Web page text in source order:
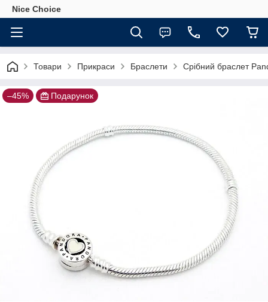
Nice Choice
Товари Прикраси Браслети Срібний браслет
–45% Подарунок